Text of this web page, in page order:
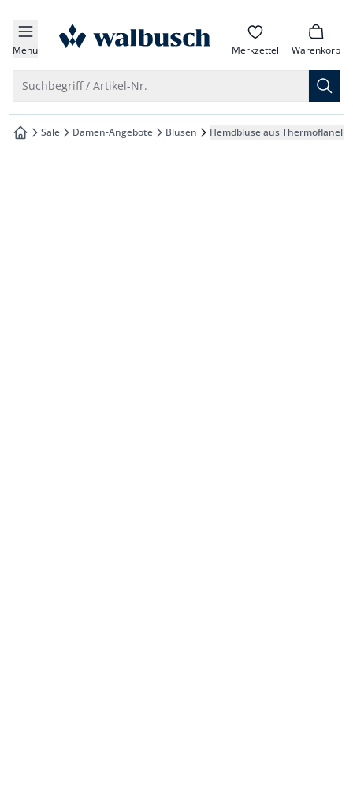
springen
springen
springen
springen
Menü zur Startseite Merkzettel Warenkorb
Suchbegriff / Artikel-Nr.
zur Startseite
Sale Damen-Angebote Blusen Hemdbluse aus Thermoflanell